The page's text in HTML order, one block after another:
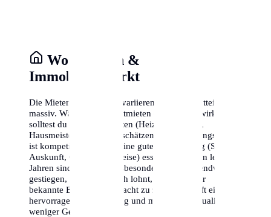
Wohnkosten &
Immobilienmarkt
Die Mieten in Chemnitz variieren je nach Stadtteil
massiv. Während die Kaltmieten oft moderat wirken,
solltest du die Nebenkosten (Heizung, Wasser,
Hausmeister) nicht unterschätzen. Der Wohnungsmarkt
ist kompetitiv, daher ist eine gute Vorbereitung (Schufa-
Auskunft, Gehaltsnachweise) essenziell. In den letzten
Jahren sind die Preise insbesondere in den Trendvierteln
gestiegen, weshalb es sich lohnt, auch weniger
bekannte Bezirke in Betracht zu ziehen, die oft eine
hervorragende Anbindung und mehr Lebensqualität für
weniger Geld bieten.